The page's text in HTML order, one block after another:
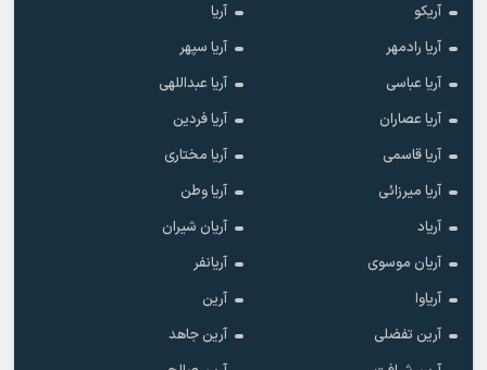
آریکو
آریا
آریا رادمهر
آریا سپهر
آریا عباسی
آریا عبداللهی
آریا عصاران
آریا فردین
آریا قاسمی
آریا مختاری
آریا میرزائی
آریا وطن
آریاد
آریان شیران
آریان موسوی
آریانفر
آریاوا
آرین
آرین تفضلی
آرین جاهد